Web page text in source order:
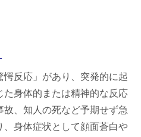
反応」があり、突発的に起
た身体的または精神的な反応
、知人の死など予期せず急
身体症状として顔面蒼白や